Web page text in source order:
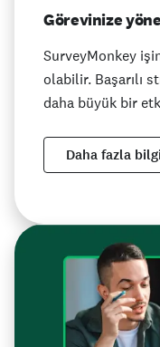
Görevinize
SurveyMonkey
olabilir. Başarılı
daha büyük bir
Daha fazla bilgi